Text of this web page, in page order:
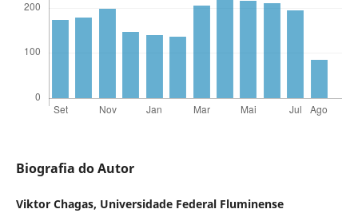
Biografia do Autor
Viktor Chagas, Universidade Federal Fluminense